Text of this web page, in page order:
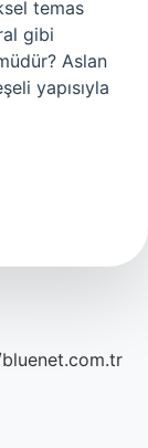
temas
gibi
Aslan
yapısıyla